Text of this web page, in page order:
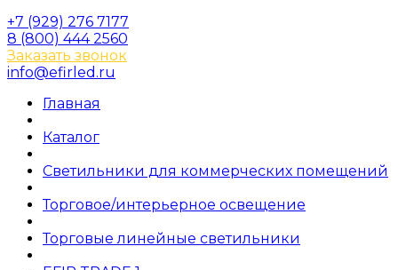
+7 (929) 276 7177
8 (800) 444 2560
Заказать звонок
info@efirled.ru
Главная
Каталог
Светильники для коммерческих помещений
Торговое/интерьерное освещение
Торговые линейные светильники